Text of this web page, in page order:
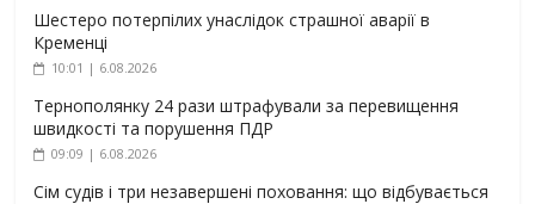
Шестеро потерпілих унаслідок страшної аварії в
Кременці
10:01 | 6.08.2026
Тернополянку 24 рази штрафували за перевищення
швидкості та порушення ПДР
09:09 | 6.08.2026
Сім судів і три незавершені поховання: що відбувається